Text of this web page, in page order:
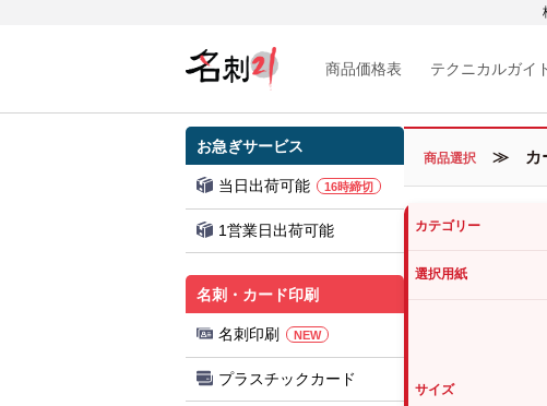
商品価格表 テクニカルガイ
お急ぎサービス
当日出荷可能 16時締切
1営業日出荷可能
名刺・カード印刷
名刺印刷 NEW
プラスチックカード
商品選択≫ カー
カテゴリー
選択用紙
サイズ